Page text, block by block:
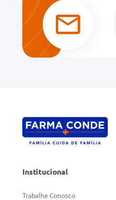
Institucional
Trabalhe Conosco